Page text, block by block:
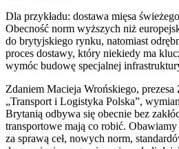
Dla przykładu: dostawa mięsa
Obecność norm wyższych niż
do brytyjskiego rynku, natomiast
proces dostawy, który niekiedy ma
wymóc budowę specjalnej
Zdaniem Macieja Wrońskiego,
„Transport i Logistyka Polska”,
Brytanią odbywa się obecnie bez
transportowe mają co robić. Obawiamy
za sprawą ceł, nowych norm,